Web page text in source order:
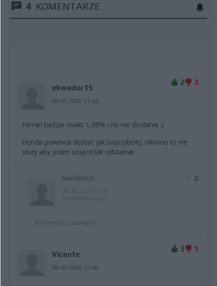
4 KOMENTARZE
ekwador15
08.05.2026 11:02
2 3
Ferrari będzie miało 1,99% i nic nie dostanie :)
Honda powinna dostać jak najszybciej, nikomu to nie
służy aby jeden zespoł tak odstawał.
kiwiknick 0
komentarz usunięty
Vicente
08.05.2026 12:06
3 1